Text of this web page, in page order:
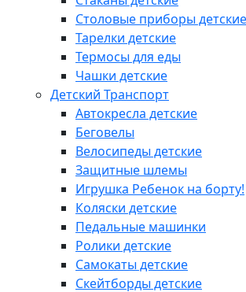
Столовые приборы детские
Тарелки детские
Термосы для еды
Чашки детские
Детский Транспорт
Автокресла детские
Беговелы
Велосипеды детские
Защитные шлемы
Игрушка Ребенок на борту!
Коляски детские
Педальные машинки
Ролики детские
Самокаты детские
Скейтборды детские